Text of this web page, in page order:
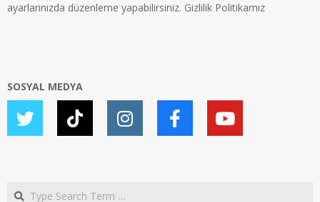
ayarlarınızda düzenleme yapabilirsiniz. Gizlilik Politikamız
SOSYAL MEDYA
Search